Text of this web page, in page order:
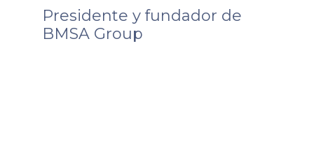
Presidente y fundador de
BMSA Group